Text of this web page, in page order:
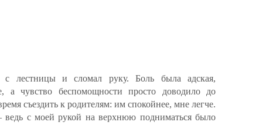
лестницы и сломал руку. Боль была адская,
а чувство беспомощности просто доводило до
съездить к родителям: им спокойнее, мне легче.
с моей рукой на верхнюю подниматься было